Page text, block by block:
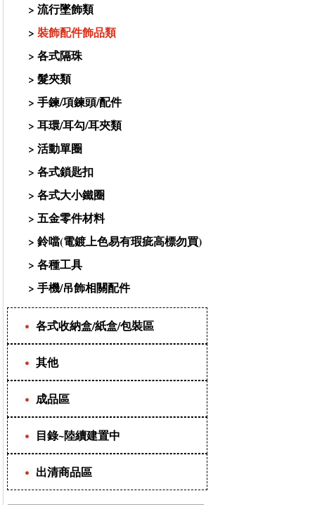
> 流行墜飾類
> 裝飾配件飾品類
> 各式隔珠
> 髮夾類
> 手鍊/項鍊頭/配件
> 耳環/耳勾/耳夾類
> 活動單圈
> 各式鎖匙扣
> 各式大小鐵圈
> 五金零件材料
> 鈴噹(電鍍上色易有瑕疵高標勿買)
> 各種工具
> 手機/吊飾相關配件
各式收納盒/紙盒/包裝區
其他
成品區
目錄~陸續建置中
出清商品區